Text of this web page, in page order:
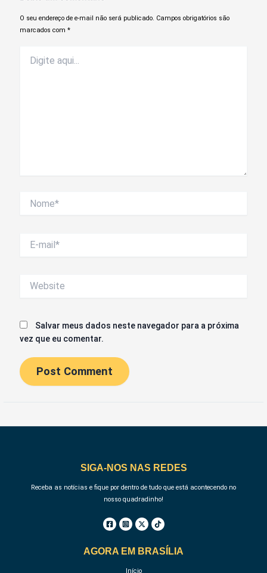
O seu endereço de e-mail não será publicado. Campos obrigatórios são
marcados com*
aqui...
mail*
Salvar meus dados neste navegador para a próxima
vez que eu comentar.
SIGA-NOS NAS REDES
Receba as notícias e fique por dentro de tudo que está acontecendo no
nosso quadradinho!
AGORA EM BRASÍLIA
Início